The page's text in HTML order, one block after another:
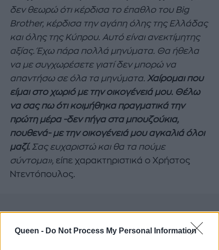
Queen - Do Not Process My Personal Information
δεν θεωρώ ότι κέρδισα το έπαθλο του Big
Brother, κέρδισα την αγάπη όλης της Ελλάδας
και όλης της Κύπρου. Αυτό είναι ανεκτίμητης
αξίας. Έχω πάρα πολλά μηνύματα. Θα ήθελα
να με συγχωρέσετε γιατί δεν μπορώ να
απαντήσω σε όλα τα μηνύματα. Χαίρομαι που
είμαι στο χωριό με την οικογένειά μου. Θέλω
να σας πω ότι κοιμήθηκα πραγματικά την
πρώτη μέρα -δεν πήγα στα μπουζούκια,
πουθενά- με την οικογένειά μου αγκαλιά όλοι
μαζί. Σας ευχαριστώ και θα τα πούμε
σύντομα», είπε χαρακτηριστικά ο Χρήστος
Ντεντόπουλος.